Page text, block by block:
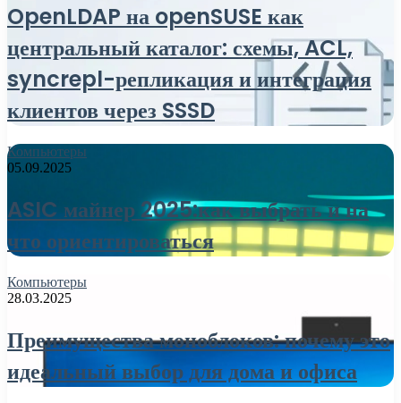
OpenLDAP на openSUSE как
центральный каталог: схемы, ACL,
syncrepl-репликация и интеграция
клиентов через SSSD
Компьютеры
05.09.2025
ASIC майнер 2025:как выбрать и на
что ориентироваться
Компьютеры
28.03.2025
Преимущества моноблоков: почему это
идеальный выбор для дома и офиса